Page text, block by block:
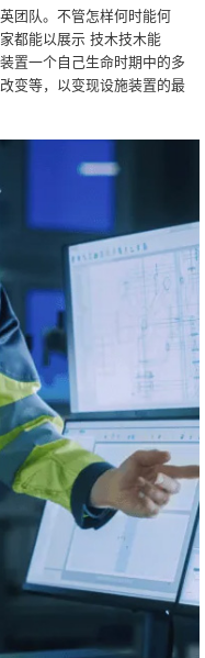
团队。不管怎样何时能何
都能以展示 技木技木能
置一个自己生命时期中的多
变等，以变现设施装置的最